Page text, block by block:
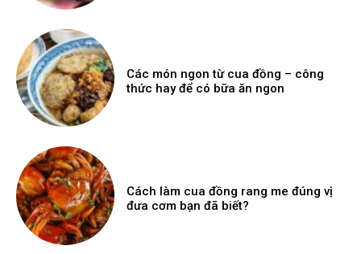
Các món ngon từ cua đồng – công
thức hay để có bữa ăn ngon
Cách làm cua đồng rang me đúng vị
đưa cơm bạn đã biết?